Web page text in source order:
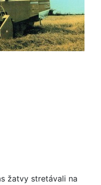
žatvy stretávali na